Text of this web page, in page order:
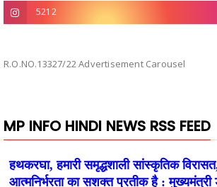
5212
R.O.NO.13327/22 Advertisement Carousel
MP INFO HINDI NEWS RSS FEED